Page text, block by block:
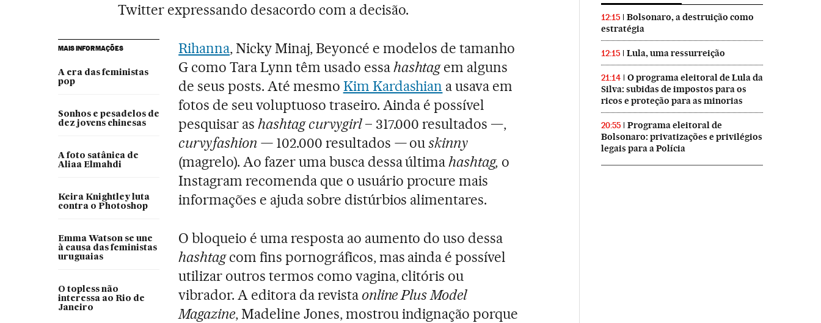
Twitter expressando desacordo com a decisão.
MAIS INFORMAÇÕES
A era das feministas
pop
Sonhos e pesadelos de
dez jovens chinesas
A foto satânica de
Aliaa Elmahdi
Keira Knightley luta
contra o Photoshop
Emma Watson se une
à causa das feministas
uruguaias
O topless não
interessa ao Rio de
Janeiro
Rihanna, Nicky Minaj, Beyoncé e modelos de tamanho
G como Tara Lynn têm usado essahashtagem alguns
de seus posts. Até mesmo Kim Kardashian a usava em
fotos de seu voluptuoso traseiro. Ainda é possível
pesquisar as hashtag curvygirl– 317.000 resultados —,
curvyfashion — 102.000 resultados —ouskinny
(magrelo). Ao fazer uma busca dessa últimahashtag, o
Instagram recomenda que o usuário procure mais
informações e ajuda sobre distúrbios alimentares.
O bloqueio é uma resposta ao aumento do uso dessa
hashtagcom fins pornográficos, mas ainda é possível
utilizar outros termos como vagina, clitóris ou
vibrador. A editora da revista onlinePlus Model
Magazine, Madeline Jones, mostrou indignação porque
12:15
Bolsonaro, a destruição como
estratégia
12:15 Lula, uma ressurreição
21:14
O programa eleitoral de Lula da
Silva: subidas de impostos para os
ricos e proteção para as minorias
20:55
Programa eleitoral de
Bolsonaro: privatizações e privilégios
legais para a Polícia